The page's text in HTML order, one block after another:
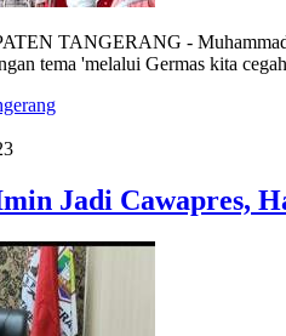
TANGERANG - Muhammad
tema 'melalui Germas kita
Jadi Cawapres,